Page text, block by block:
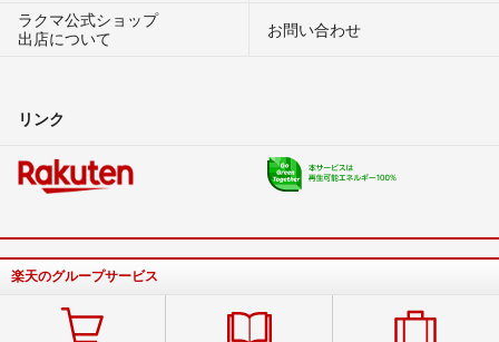
ラクマ公式ショップ
出店について
お問い合わせ
リンク
楽天のグループサービス